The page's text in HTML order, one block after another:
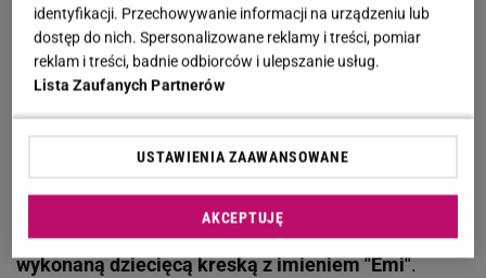
Maciej Pela zdecydował się na nowe tatuaże. "To są
tatuaże, o których zawsze marzyłem"
Na skórze Maciej Peli znalazły się kolorowe rysunki
przypominające dziecięceprace plastyczne.
jednym z nich widać postacie podpisane imieniem
"Gabi", na drugim kolejną rodzinną scenkę
wykonaną dziecięcą kreską z imieniem "Emi".
identyfikacji. Przechowywanie informacji na urządzeniu lub
dostęp do nich. Spersonalizowane reklamy i treści, pomiar
reklam i treści, badnie odbiorców i ulepszanie usług.
Lista Zaufanych Partnerów
USTAWIENIA ZAAWANSOWANE
AKCEPTUJĘ